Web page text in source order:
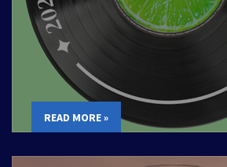
READ MORE »